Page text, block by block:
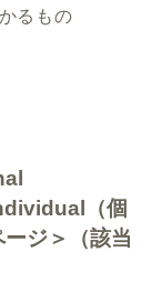
るもの
（個
ジ＞（該当